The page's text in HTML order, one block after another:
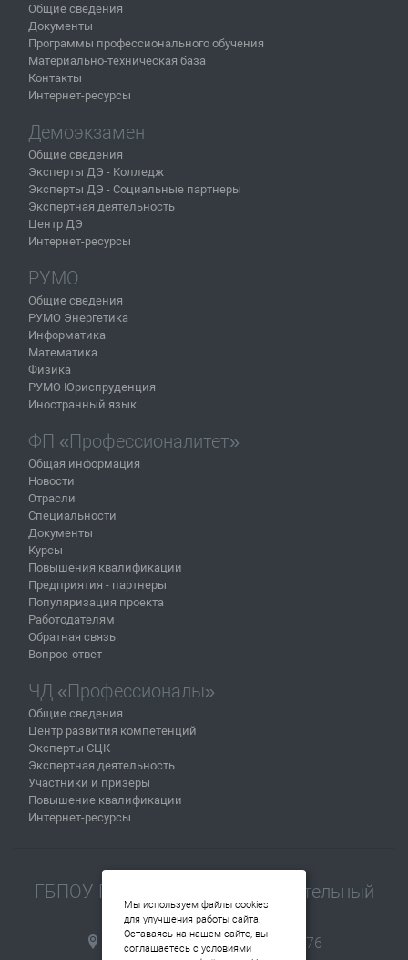
Общие сведения
Документы
Программы профессионального обучения
Материально-техническая база
Контакты
Интернет-ресурсы
Демоэкзамен
Общие сведения
Эксперты ДЭ - Колледж
Эксперты ДЭ - Социальные партнеры
Экспертная деятельность
Центр ДЭ
Интернет-ресурсы
РУМО
Общие сведения
РУМО Энергетика
Информатика
Математика
Физика
РУМО Юриспруденция
Иностранный язык
ФП «Профессионалитет»
Общая информация
Новости
Отрасли
Специальности
Документы
Курсы
Повышения квалификации
Предприятия - партнеры
Популяризация проекта
Работодателям
Обратная связь
Вопрос-ответ
ЧД «Профессионалы»
Общие сведения
Центр развития компетенций
Эксперты СЦК
Экспертная деятельность
Участники и призеры
Повышение квалификации
Интернет-ресурсы
ГБПОУ Пермский машиностроительный
колледж
614112, г.Пермь, ул. Репина, 76
Мы используем файлы cookies
для улучшения работы сайта.
Оставаясь на нашем сайте, вы
соглашаетесь с условиями